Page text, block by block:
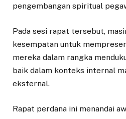
pengembangan spiritual
Pada sesi rapat tersebut,
kesempatan untuk
mereka dalam rangka
baik dalam konteks internal
eksternal.
Rapat perdana ini menandai